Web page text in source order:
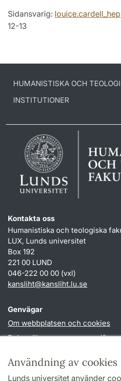
Användning av cookies
Lunds universitet använder
Sidansvarig:
12-13
HUMANISTISKA OCH
INSTITUTIONER
Kontakta oss
Humanistiska och teologiska
LUX, Lunds universitet
Box 192
221 00 LUND
046-222 00 00 (vxl)
kansliht@kansliht.lu.se
Genvägar
Om webbplatsen och cookies
Behandling av personuppgifter
TYPO3-login